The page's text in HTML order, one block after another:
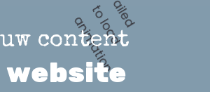
F
a
i
l
e
d
t
o
l
o
a
d
a
n
i
m
a
t
i
o
n
content
website